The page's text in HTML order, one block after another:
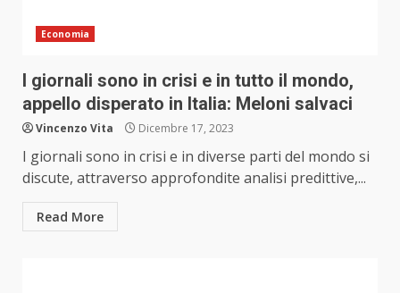
Economia
I giornali sono in crisi e in tutto il mondo,
appello disperato in Italia: Meloni salvaci
Vincenzo Vita Dicembre 17, 2023
I giornali sono in crisi e in diverse parti del mondo si
discute, attraverso approfondite analisi predittive,...
Read More